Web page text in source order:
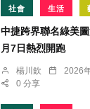
社會 生活
中捷跨界聯名綠美
月7日熱烈開跑
楊川欽 2026
0 分享